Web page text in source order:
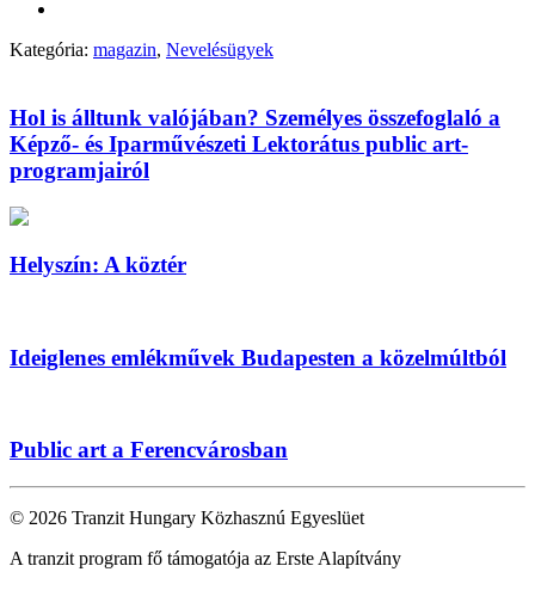
Kategória: magazin, Nevelésügyek
Hol is álltunk valójában? Személyes összefoglaló a
Képző- és Iparművészeti Lektorátus public art-
programjairól
Helyszín: A köztér
Ideiglenes emlékművek Budapesten a közelmúltból
Public art a Ferencvárosban
© 2026 Tranzit Hungary Közhasznú Egyeslüet
A tranzit program fő támogatója az Erste Alapítvány